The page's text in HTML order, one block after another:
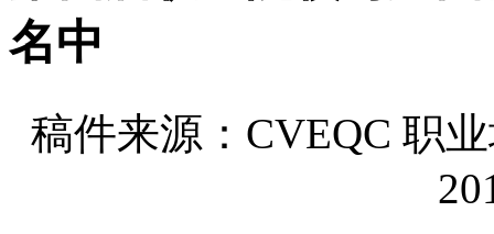
名中
稿件来源：CVEQC